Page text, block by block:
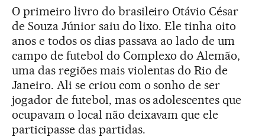
O primeiro livro do brasileiro Otávio César
de Souza Júnior saiu do lixo. Ele tinha oito
anos e todos os dias passava ao lado de um
campo de futebol do Complexo do Alemão,
uma das regiões mais violentas do Rio de
Janeiro. Ali se criou com o sonho de ser
jogador de futebol, mas os adolescentes que
ocupavam o local não deixavam que ele
participasse das partidas.